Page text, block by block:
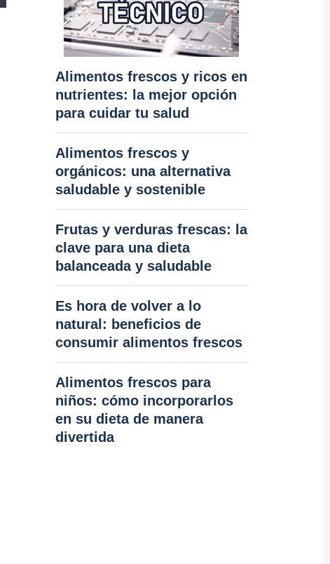
Alimentos frescos y ricos en
nutrientes: la mejor opción
para cuidar tu salud
Alimentos frescos y
orgánicos: una alternativa
saludable y sostenible
Frutas y verduras frescas: la
clave para una dieta
balanceada y saludable
Es hora de volver a lo
natural: beneficios de
consumir alimentos frescos
Alimentos frescos para
niños: cómo incorporarlos
en su dieta de manera
divertida